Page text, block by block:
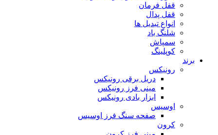
قفل فرمان
قفل پدال
انواع تبدیل ها
شلنگ باد
سمپاش
کوپلینگ
برند
رونیکس
دریل برقی رونیکس
مینی فرز رونیکس
ابزار بادی رونیکس
اوسیس
صفحه سنگ فرز اوسیس
کرون